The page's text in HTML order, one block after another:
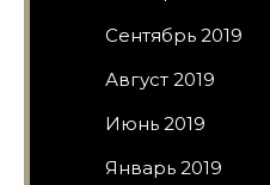
Сентябрь 2019
Август 2019
Июнь 2019
Январь 2019